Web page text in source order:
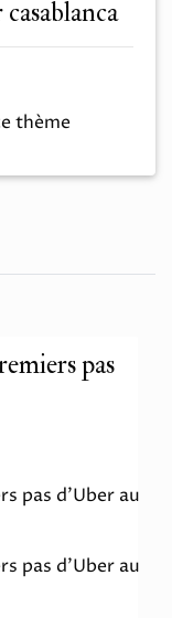
thème
pas
pas d'Uber au
pas d'Uber au